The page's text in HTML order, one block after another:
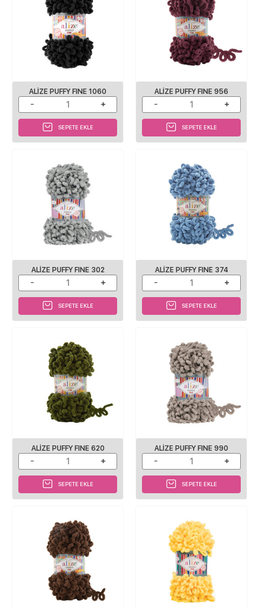
ALIZE PUFFY FINE 1060
SEPETE EKLE
ALIZE PUFFY FINE 956
SEPETE EKLE
ALIZE PUFFY FINE 302
SEPETE EKLE
ALIZE PUFFY FINE 374
SEPETE EKLE
ALIZE PUFFY FINE 620
SEPETE EKLE
ALIZE PUFFY FINE 990
SEPETE EKLE